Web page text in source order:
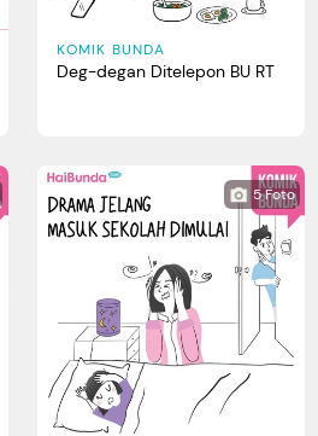
KOMIK BUNDA
Deg-degan Ditelepon BU RT
5Foto